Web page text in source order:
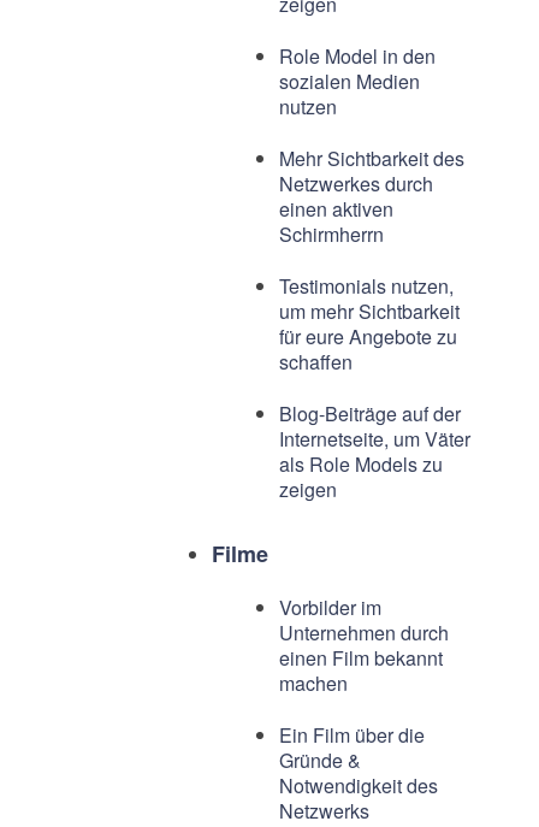
Role Model in den
sozialen Medien
nutzen
Mehr Sichtbarkeit des
Netzwerkes durch
einen aktiven
Schirmherrn
Testimonials nutzen,
um mehr Sichtbarkeit
für eure Angebote zu
schaffen
Blog-Beiträge auf der
Internetseite, um Väter
als Role Models zu
zeigen
Filme
Vorbilder im
Unternehmen durch
einen Film bekannt
machen
Ein Film über die
Gründe &
Notwendigkeit des
Netzwerks